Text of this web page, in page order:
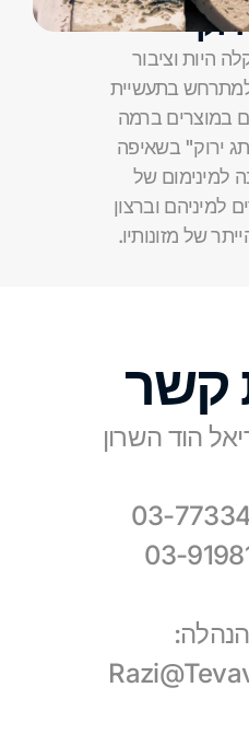
המשימה אינה קלה היות וציבור
מתמדת להקטנה למינימום של
של מזונותיו.
קשר
03-